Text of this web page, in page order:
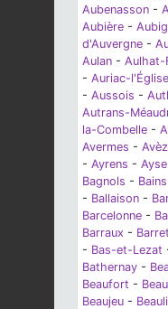
Aubenasson -
Aubière -
d'Auvergne -
Aulan - Aulhat-
- Auriac-l'Église
- Aussois -
Autrans-
la-Combelle -
Avermes -
- Ayrens - Ayse
Bagnols - Bains
- Ballaison -
Barcelonne -
Barraux -
- Bas-et-Lezat
Bathernay -
Beaufort -
Beaujeu -